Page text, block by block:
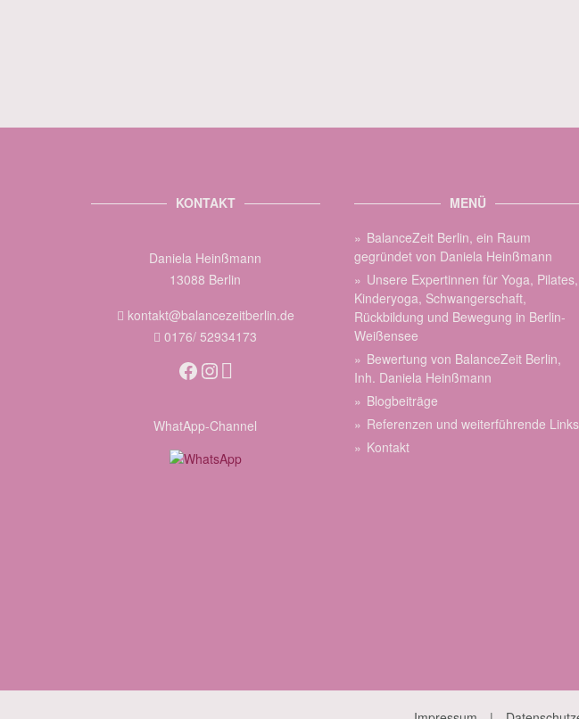
KONTAKT
Daniela Heinßmann
13088 Berlin
kontakt@balancezeitberlin.de
0176/ 52934173
Facebook
Instagram
WhatApp-Channel
MENÜ
BalanceZeit Berlin, ein Raum
gegründet von Daniela Heinßmann
Unsere Expertinnen für Yoga, Pilates,
Kinderyoga, Schwangerschaft,
Rückbildung und Bewegung in Berlin-
Weißensee
Bewertung von BalanceZeit Berlin,
Inh. Daniela Heinßmann
Blogbeiträge
Referenzen und weiterführende Links
Kontakt